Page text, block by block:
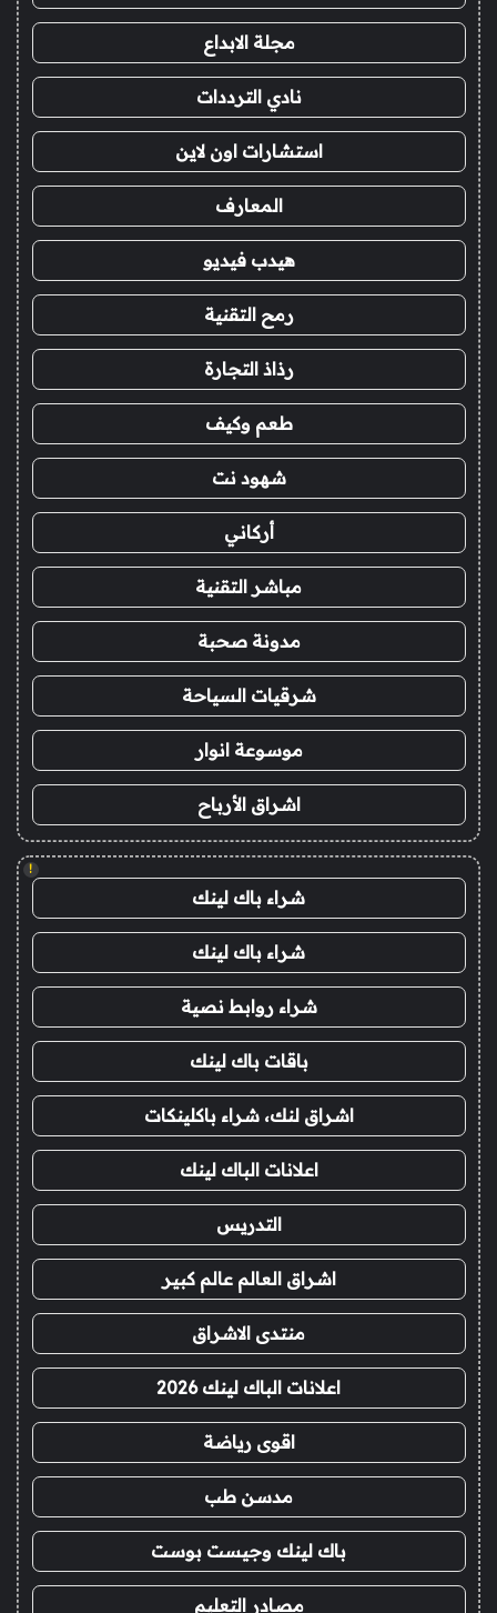
مجلة الابداع
نادي الترددات
استشارات اون لاين
المعارف
هيدب فيديو
رمح التقنية
رذاذ التجارة
طعم وكيف
شهود نت
أركاني
مباشر التقنية
مدونة صحبة
شرقيات السياحة
موسوعة انوار
اشراق الأرباح
!
شراء باك لينك
شراء باك لينك
شراء روابط نصية
باقات باك لينك
اشراق لنك، شراء باكلينكات
اعلانات الباك لينك
التدريس
اشراق العالم عالم كبير
منتدى الاشراق
اعلانات الباك لينك 2026
اقوى رياضة
مدسن طب
باك لينك وجيست بوست
مصادر التعليم